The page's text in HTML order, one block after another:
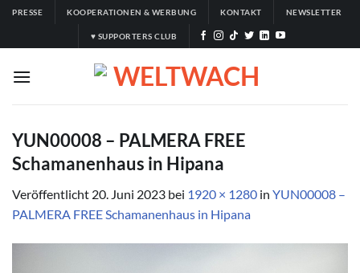
Zum
springen
PRESSE KOOPERATIONEN & WERBUNG KONTAKT NEWSLETTER
♥ SUPPORTERS CLUB
YUN00008 – PALMERA FREE
Schamanenhaus in Hipana
Veröffentlicht 20. Juni 2023 bei 1920 × 1280 in YUN00008 –
PALMERA FREE Schamanenhaus in Hipana